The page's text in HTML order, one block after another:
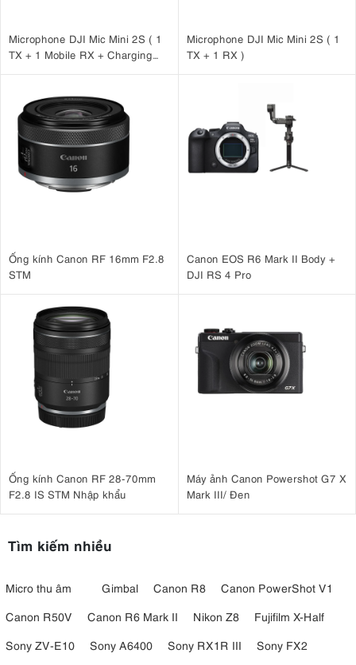
Microphone DJI Mic Mini 2S ( 1
TX + 1 Mobile RX + Charging
Microphone DJI Mic Mini 2S ( 1
TX + 1 RX )
Ống kính Canon RF 16mm F2.8
STM
Canon EOS R6 Mark II Body +
DJI RS 4 Pro
Ống kính Canon RF 28-70mm
F2.8 IS STM Nhập khẩu
Máy ảnh Canon Powershot G7 X
Mark III/ Đen
Tìm kiếm nhiều
Micro thu âm Gimbal Canon R8
Canon PowerShot V1
Canon R50V
Canon R6 Mark II Nikon Z8
Fujifilm X-Half
Sony ZV-E10
Sony A6400 Sony RX1R III
Sony FX2